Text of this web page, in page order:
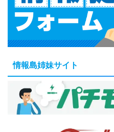
情報島姉妹サイト